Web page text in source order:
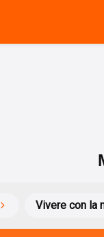
Vivere con la